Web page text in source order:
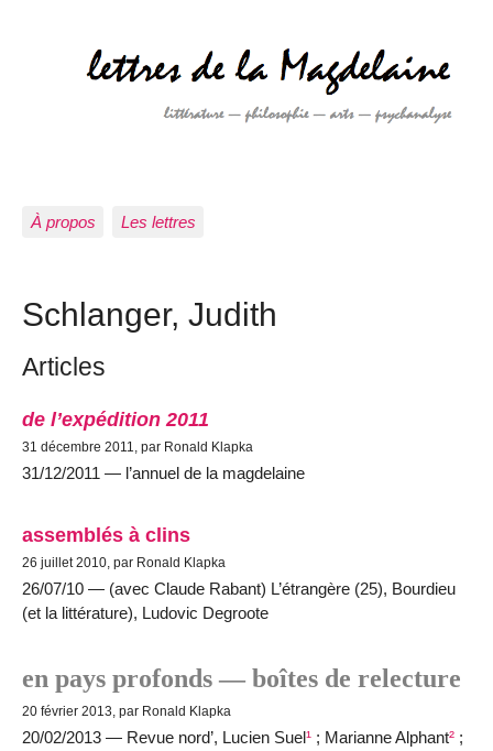
À propos Les lettres
Schlanger, Judith
Articles
de l’expédition 2011
31 décembre 2011, par Ronald Klapka
31/12/2011 — l’annuel de la magdelaine
assemblés à clins
26 juillet 2010, par Ronald Klapka
26/07/10 — (avec Claude Rabant) L’étrangère (25), Bourdieu
(et la littérature), Ludovic Degroote
en pays profonds — boîtes de relecture
20 février 2013, par Ronald Klapka
20/02/2013 — Revue nord’, Lucien Suel¹ ; Marianne Alphant² ;